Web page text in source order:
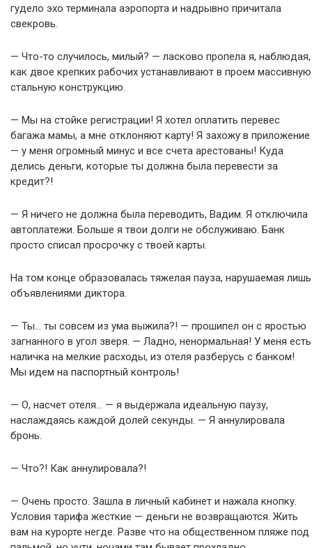
гудело эхо терминала аэропорта и надрывно причитала
свекровь.
— Что-то случилось, милый? — ласково пропела я, наблюдая,
как двое крепких рабочих устанавливают в проем массивную
стальную конструкцию.
— Мы на стойке регистрации! Я хотел оплатить перевес
багажа мамы, а мне отклоняют карту! Я захожу в приложение
— у меня огромный минус и все счета арестованы! Куда
делись деньги, которые ты должна была перевести за
кредит?!
— Я ничего не должна была переводить, Вадим. Я отключила
автоплатежи. Больше я твои долги не обслуживаю. Банк
просто списал просрочку с твоей карты.
На том конце образовалась тяжелая пауза, нарушаемая лишь
объявлениями диктора.
— Ты… ты совсем из ума выжила?! — прошипел он с яростью
загнанного в угол зверя. — Ладно, ненормальная! У меня есть
наличка на мелкие расходы, из отеля разберусь с банком!
Мы идем на паспортный контроль!
— О, насчет отеля… — я выдержала идеальную паузу,
наслаждаясь каждой долей секунды. — Я аннулировала
бронь.
— Что?! Как аннулировала?!
— Очень просто. Зашла в личный кабинет и нажала кнопку.
Условия тарифа жесткие — деньги не возвращаются. Жить
вам на курорте негде. Разве что на общественном пляже под